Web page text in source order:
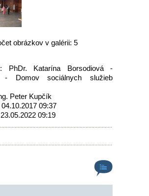
obrázkov v galérii: 5
PhDr. Katarína Borsodiová -
- Domov sociálnych služieb
Peter Kupčík
09:37
09:19